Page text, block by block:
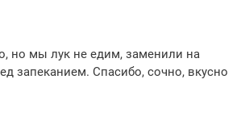
но мы лук не едим, заменили на
запеканием. Спасибо, сочно, вкусно